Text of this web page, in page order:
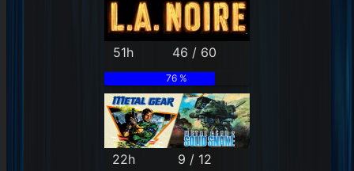
51h 46 / 60
76 %
22h 9 / 12